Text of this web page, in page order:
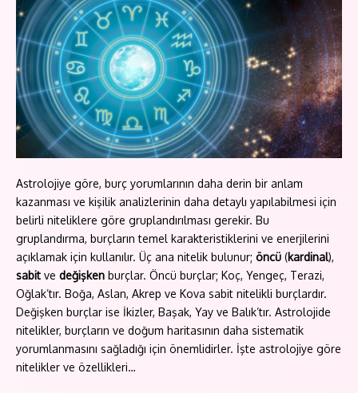
Astrolojiye göre, burç yorumlarının daha derin bir anlam
kazanması ve kişilik analizlerinin daha detaylı yapılabilmesi için
belirli niteliklere göre gruplandırılması gerekir. Bu
gruplandırma, burçların temel karakteristiklerini ve enerjilerini
açıklamak için kullanılır. Üç ana nitelik bulunur; öncü (kardinal),
sabit ve değişken burçlar. Öncü burçlar; Koç, Yengeç, Terazi,
Oğlak’tır. Boğa, Aslan, Akrep ve Kova sabit nitelikli burçlardır.
Değişken burçlar ise İkizler, Başak, Yay ve Balık’tır. Astrolojide
nitelikler, burçların ve doğum haritasının daha sistematik
yorumlanmasını sağladığı için önemlidirler. İşte astrolojiye göre
nitelikler ve özellikleri…